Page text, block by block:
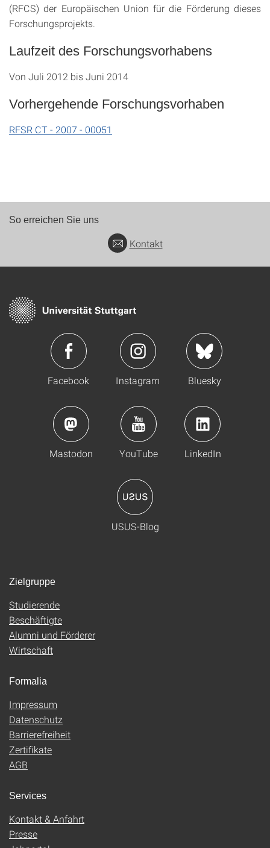
(RFCS) der Europäischen Union für die Förderung dieses
Forschungsprojekts.
Laufzeit des Forschungsvorhabens
Von Juli 2012 bis Juni 2014
Vorhergehende Forschungsvorhaben
RFSR CT - 2007 - 00051
So erreichen Sie uns
Kontakt
Facebook Instagram Bluesky
Mastodon YouTube LinkedIn
USUS-Blog
Zielgruppe
Studierende
Beschäftigte
Alumni und Förderer
Wirtschaft
Formalia
Impressum
Datenschutz
Barrierefreiheit
Zertifikate
AGB
Services
Kontakt & Anfahrt
Presse